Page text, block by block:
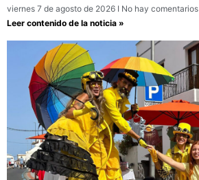
viernes 7 de agosto de 2026
No hay comentarios
Leer contenido de la noticia »